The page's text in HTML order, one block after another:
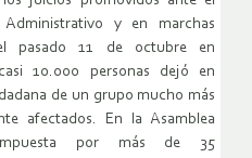
y en marchas
pasado 11 de octubre en
10.000 personas dejó en
de un grupo mucho más
afectados. En la Asamblea
por más de 35